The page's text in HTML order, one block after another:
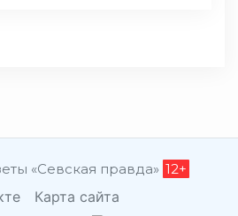
«Севская правда» 12+
Карта сайта